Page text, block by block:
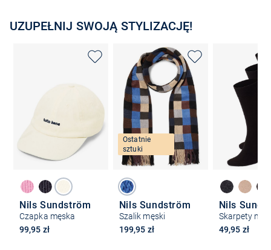
UZUPEŁNIJ SWOJĄ STYLIZACJĘ!
Nils Sundström
Czapka męska
99,95 zł
Ostatnie
sztuki
Nils Sundström
Szalik męski
199,95 zł
Nils
49,95 zł